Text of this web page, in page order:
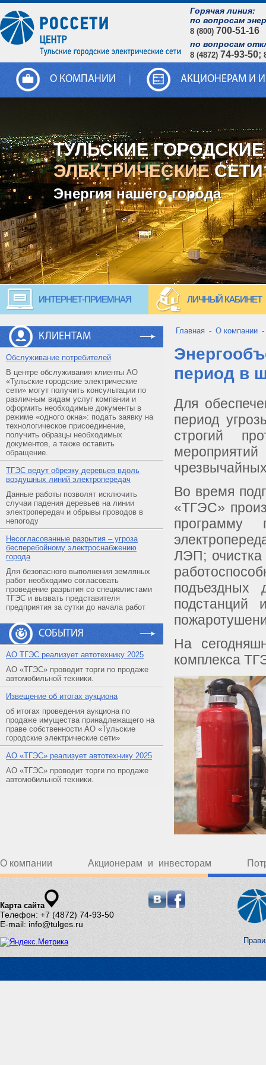
Горячая линия:
по вопросам
8 (800) 700-51-16
по вопросам
8 (4872) 74-93-50;
О КОМПАНИИ АКЦИОНЕРАМ И
ТУЛЬСКИЕ ГОРОДСКИЕ
ЭЛЕКТРИЧЕСКИЕСЕТИ
Энергия нашего города
ИНТЕРНЕТ-ПРИЕМНАЯ ЛИЧНЫЙ КАБИНЕТ
КЛИЕНТАМ
Обслуживание потребителей
В центре обслуживания клиенты АО
«Тульские городские электрические
сети» могут получить консультации по
различным видам услуг компании и
оформить необходимые документы в
режиме «одного окна»: подать заявку на
технологическое присоединение,
получить образцы необходимых
документов, а также оставить
обращение.
ТГЭС ведут обрезку деревьев вдоль
воздушных линий электропередач
Данные работы позволят исключить
случаи падения деревьев на линии
электропередач и обрывы проводов в
непогоду
Несогласованные разрытия – угроза
бесперебойному электроснабжению
города
Для безопасного выполнения земляных
работ необходимо согласовать
проведение разрытия со специалистами
ТГЭС и вызвать представителя
предприятия за сутки до начала работ
СОБЫТИЯ
АO ТГЭС реализует автотехнику 2025
АО «ТГЭС» проводит торги по продаже
автомобильной техники.
Извещение об итогах аукциона
об итогах проведения аукциона по
продаже имущества принадлежащего на
праве собственности АО «Тульские
городские электрические сети»
АO «ТГЭС» реализует автотехнику 2025
АО «ТГЭС» проводит торги по продаже
автомобильной техники.
Главная - О компании -
период в
Для
период
строгий
Во время
«ТГЭС»
программу
ЛЭП; очистка
подъездных
подстанций
На
комплекса
О компании Акционерам и инвесторам
Карта сайта
Телефон: +7 (4872) 74-93-50
E-mail: info@tulges.ru